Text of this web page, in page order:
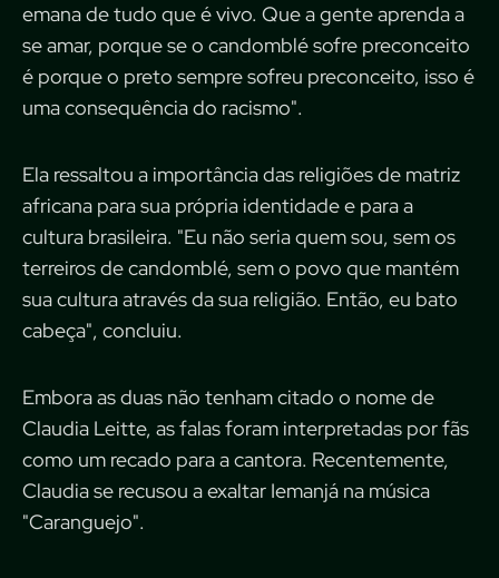
emana de tudo que é vivo. Que a gente aprenda a
se amar, porque se o candomblé sofre preconceito
é porque o preto sempre sofreu preconceito, isso é
uma consequência do racismo".
Ela ressaltou a importância das religiões de matriz
africana para sua própria identidade e para a
cultura brasileira. "Eu não seria quem sou, sem os
terreiros de candomblé, sem o povo que mantém
sua cultura através da sua religião. Então, eu bato
cabeça", concluiu.
Embora as duas não tenham citado o nome de
Claudia Leitte, as falas foram interpretadas por fãs
como um recado para a cantora. Recentemente,
Claudia se recusou a exaltar Iemanjá na música
"Caranguejo".